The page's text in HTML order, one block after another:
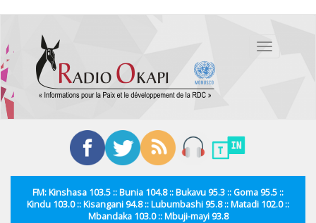
contenu
principal
Toggle
FM: Kinshasa 103.5 :: Bunia 104.8 :: Bukavu 95.3 :: Goma 95.5 ::
Kindu 103.0 :: Kisangani 94.8 :: Lubumbashi 95.8 :: Matadi 102.0 ::
Mbandaka 103.0 :: Mbuji-mayi 93.8